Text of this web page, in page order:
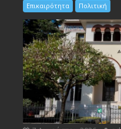
Επικαιρότητα Πολιτική